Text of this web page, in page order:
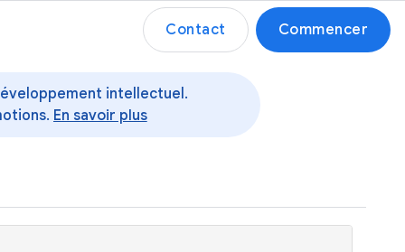
Contact Commencer
intellectuel.
En savoir plus